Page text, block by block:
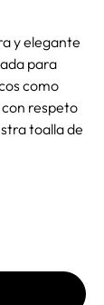
y elegante
para
como
respeto
toalla de